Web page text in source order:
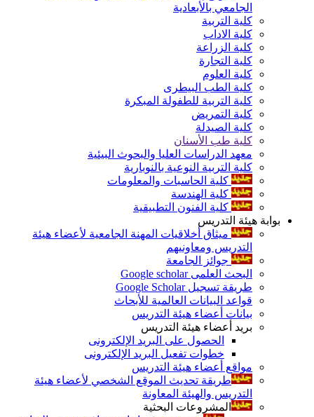
الجامعي بالأبعادية
كلية التربية
كلية الاداب
كلية الزراعة
كلية التجارة
كلية العلوم
كلية الطب البيطرى
كلية التربية للطفولة المبكرة
كلية التمريض
كلية الصيدلة
كلية طب الأسنان
معهد الدراسات العليا والبحوث البيئية
كلية التربية النوعية بالنوبارية
كلية الحاسبات والمعلومات
كلية الهندسة
كلية الفنون التطبيقية
بوابة هيئة التدريس
ميثاق أخلاقيات المهنة الجامعية لأعضاء هيئة
التدريس ومعاونيهم
جوائز الجامعة
البحث العلمى Google scholar
طريقة تسجيل Google Scholar
قواعد البيانات العالمية للأبحاث
بيانات أعضاء هيئة التدريس
بريد أعضاء هيئة التدريس
الحصول على البريد الإلكترونى
خطوات تفعيل البريد الإلكترونى
مواقع أعضاء هيئة التدريس
طريقة تحديث الموقع الشخصي لأعضاء هيئة
التدريس والهيئة المعاونة
المشروعات البحثية